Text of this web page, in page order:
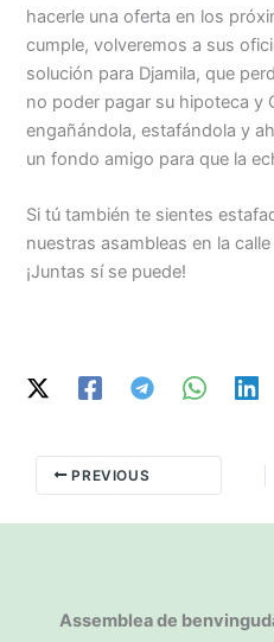
hacerle una oferta en los
cumple, volveremos a sus
solución para Djamila, que
no poder pagar su hipoteca y
engañándola, estafándola y
un fondo amigo para que la
Si tú también te sientes
nuestras asambleas en la
¡Juntas sí se puede!
PREVIOUS
Assemblea de